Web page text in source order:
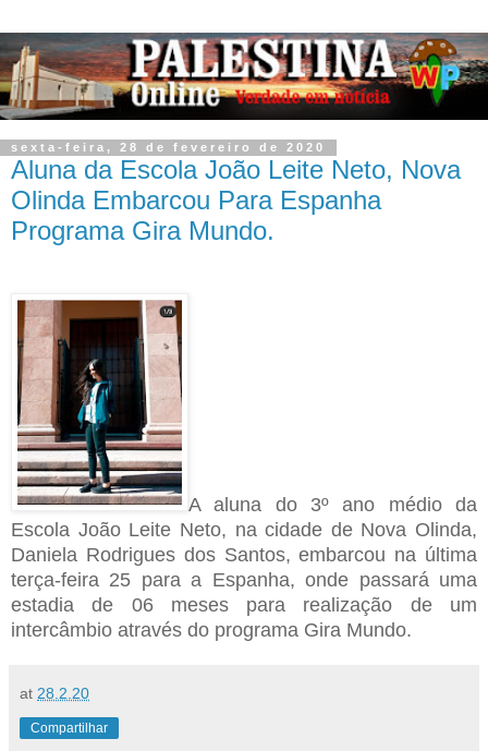
sexta-feira, 28 de fevereiro de 2020
Aluna da Escola João Leite Neto, Nova
Olinda Embarcou Para Espanha
Programa Gira Mundo.
A aluna do 3º ano médio da
Escola João Leite Neto, na cidade de Nova Olinda,
Daniela Rodrigues dos Santos, embarcou na última
terça-feira 25 para a Espanha, onde passará uma
estadia de 06 meses para realização de um
intercâmbio através do programa Gira Mundo.
at 28.2.20
Compartilhar